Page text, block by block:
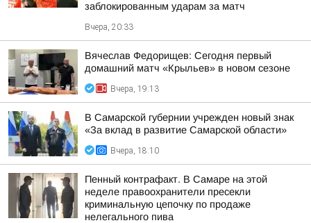
заблокированным ударам за матч
Вчера, 20:33
Вячеслав Федорищев: Сегодня первый
домашний матч «Крыльев» в новом сезоне
Вчера, 19:13
В Самарской губернии учрежден новый знак
«За вклад в развитие Самарской области»
Вчера, 18:10
Пенный контрафакт. В Самаре на этой
неделе правоохранители пресекли
криминальную цепочку по продаже
нелегального пива